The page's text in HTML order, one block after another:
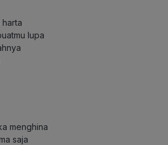
lupa
menghina
saja